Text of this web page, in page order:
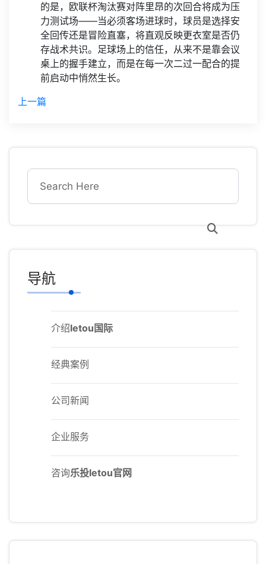
的是，欧联杯淘汰赛对阵里昂的次回合将成为压
力测试场——当必须客场进球时，球员是选择安
全回传还是冒险直塞，将直观反映更衣室是否仍
存战术共识。足球场上的信任，从来不是靠会议
桌上的握手建立，而是在每一次二过一配合的提
前启动中悄然生长。
上一篇
导航
介绍letou国际
经典案例
公司新闻
企业服务
咨询乐投letou官网